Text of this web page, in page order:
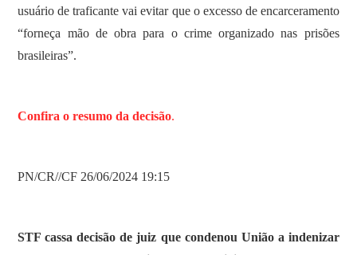
usuário de traficante vai evitar que o excesso de encarceramento
“forneça mão de obra para o crime organizado nas prisões
brasileiras”.
Confira o resumo da decisão.
PN/CR//CF 26/06/2024 19:15
STF cassa decisão de juiz que condenou União a indenizar